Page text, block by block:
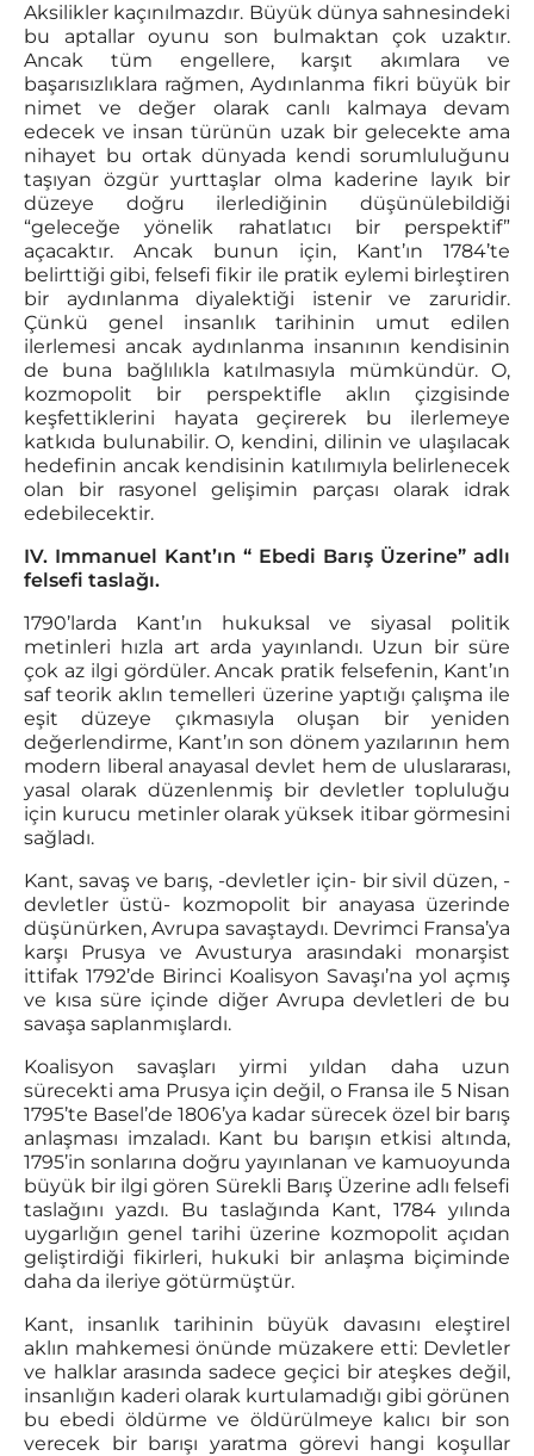
Aksilikler kaçınılmazdır. Büyük dünya sahnesindeki
bu aptallar oyunu son bulmaktan çok uzaktır.
Ancak tüm engellere, karşıt akımlara ve
başarısızlıklara rağmen, Aydınlanma fikri büyük bir
nimet ve değer olarak canlı kalmaya devam
edecek ve insan türünün uzak bir gelecekte ama
nihayet bu ortak dünyada kendi sorumluluğunu
taşıyan özgür yurttaşlar olma kaderine layık bir
düzeye doğru ilerlediğinin düşünülebildiği
“geleceğe yönelik rahatlatıcı bir perspektif”
açacaktır. Ancak bunun için, Kant’ın 1784’te
belirttiği gibi, felsefi fikir ile pratik eylemi birleştiren
bir aydınlanma diyalektiği istenir ve zaruridir.
Çünkü genel insanlık tarihinin umut edilen
ilerlemesi ancak aydınlanma insanının kendisinin
de buna bağlılıkla katılmasıyla mümkündür. O,
kozmopolit bir perspektifle aklın çizgisinde
keşfettiklerini hayata geçirerek bu ilerlemeye
katkıda bulunabilir. O, kendini, dilinin ve ulaşılacak
hedefinin ancak kendisinin katılımıyla belirlenecek
olan bir rasyonel gelişimin parçası olarak idrak
edebilecektir.
IV. Immanuel Kant’ın “ Ebedi Barış Üzerine” adlı
felsefi taslağı.
1790’larda Kant’ın hukuksal ve siyasal politik
metinleri hızla art arda yayınlandı. Uzun bir süre
çok az ilgi gördüler. Ancak pratik felsefenin, Kant’ın
saf teorik aklın temelleri üzerine yaptığı çalışma ile
eşit düzeye çıkmasıyla oluşan bir yeniden
değerlendirme, Kant’ın son dönem yazılarının hem
modern liberal anayasal devlet hem de uluslararası,
yasal olarak düzenlenmiş bir devletler topluluğu
için kurucu metinler olarak yüksek itibar görmesini
sağladı.
Kant, savaş ve barış, -devletler için- bir sivil düzen, -
devletler üstü- kozmopolit bir anayasa üzerinde
düşünürken, Avrupa savaştaydı. Devrimci Fransa’ya
karşı Prusya ve Avusturya arasındaki monarşist
ittifak 1792’de Birinci Koalisyon Savaşı’na yol açmış
ve kısa süre içinde diğer Avrupa devletleri de bu
savaşa saplanmışlardı.
Koalisyon savaşları yirmi yıldan daha uzun
sürecekti ama Prusya için değil, o Fransa ile 5 Nisan
1795’te Basel’de 1806’ya kadar sürecek özel bir barış
anlaşması imzaladı. Kant bu barışın etkisi altında,
1795’in sonlarına doğru yayınlanan ve kamuoyunda
büyük bir ilgi gören Sürekli Barış Üzerine adlı felsefi
taslağını yazdı. Bu taslağında Kant, 1784 yılında
uygarlığın genel tarihi üzerine kozmopolit açıdan
geliştirdiği fikirleri, hukuki bir anlaşma biçiminde
daha da ileriye götürmüştür.
Kant, insanlık tarihinin büyük davasını eleştirel
aklın mahkemesi önünde müzakere etti: Devletler
ve halklar arasında sadece geçici bir ateşkes değil,
insanlığın kaderi olarak kurtulamadığı gibi görünen
bu ebedi öldürme ve öldürülmeye kalıcı bir son
verecek bir barışı yaratma görevi hangi koşullar